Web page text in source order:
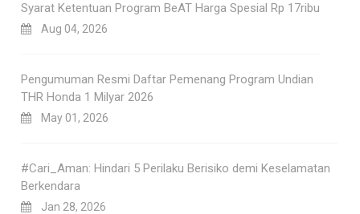
Syarat Ketentuan Program BeAT Harga Spesial Rp 17ribu
Aug 04, 2026
Pengumuman Resmi Daftar Pemenang Program Undian
THR Honda 1 Milyar 2026
May 01, 2026
#Cari_Aman: Hindari 5 Perilaku Berisiko demi Keselamatan
Berkendara
Jan 28, 2026